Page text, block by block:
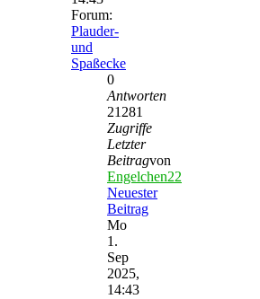
Forum:
Plauder-
und
Spaßecke
0
Antworten
21281
Zugriffe
Letzter
Beitragvon
Engelchen22
Neuester
Beitrag
Mo
1.
Sep
2025,
14:43